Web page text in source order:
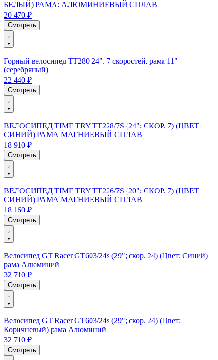
БЕЛЫЙ) РАМА: АЛЮМИНИЕВЫЙ СПЛАВ
20 470 ₽
Смотреть
Горный велосипед TT280 24", 7 скоростей, рама 11"
(серебряный)
22 440 ₽
Смотреть
ВЕЛОСИПЕД TIME TRY TT228/7S (24"; СКОР. 7) (ЦВЕТ:
СИНИЙ) РАМА МАГНИЕВЫЙ СПЛАВ
18 910 ₽
Смотреть
ВЕЛОСИПЕД TIME TRY TT226/7S (20"; СКОР. 7) (ЦВЕТ:
СИНИЙ) РАМА МАГНИЕВЫЙ СПЛАВ
18 160 ₽
Смотреть
Велосипед GT Racer GT603/24s (29"; скор. 24) (Цвет: Синий)
рама Алюминий
32 710 ₽
Смотреть
Велосипед GT Racer GT603/24s (29"; скор. 24) (Цвет:
Коричневый) рама Алюминий
32 710 ₽
Смотреть